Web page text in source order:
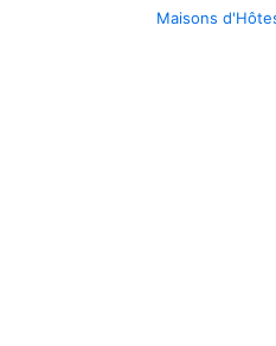
Maisons